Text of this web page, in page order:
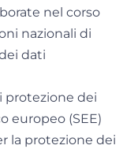
nel corso
nazionali di
dati
protezione dei
europeo (SEE)
la protezione dei